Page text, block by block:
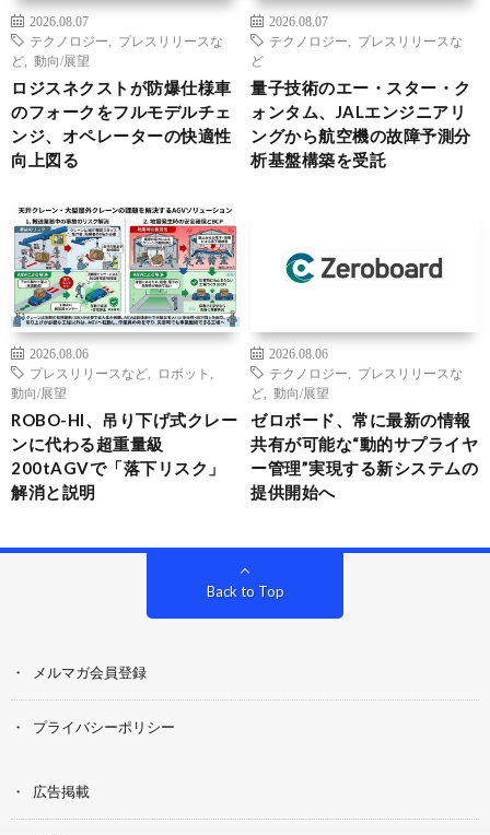
2026.08.07
テクノロジー
プレスリリースな
ど
動向/展望
ロジスネクストが防爆仕様車
のフォークをフルモデルチェ
ンジ、オペレーターの快適性
向上図る
2026.08.07
テクノロジー
プレスリリースな
ど
量子技術のエー・スター・ク
ォンタム、JALエンジニアリ
ングから航空機の故障予測分
析基盤構築を受託
2026.08.06
プレスリリースなど
ロボット
動向/展望
ROBO-HI、吊り下げ式クレー
ンに代わる超重量級
200tAGVで「落下リスク」
解消と説明
2026.08.06
テクノロジー
プレスリリースな
ど
動向/展望
ゼロボード、常に最新の情報
共有が可能な“動的サプライヤ
ー管理”実現する新システムの
提供開始へ
Back to Top
メルマガ会員登録
プライバシーポリシー
広告掲載